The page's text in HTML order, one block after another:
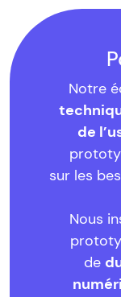
Notre
de
sur les
Nous
de